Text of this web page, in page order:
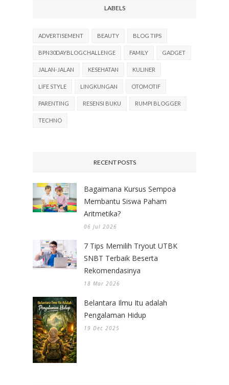
LABELS
ADVERTISEMENT BEAUTY BLOG TIPS
BPN30DAYBLOGCHALLENGE FAMILY GADGET
JALAN-JALAN KESEHATAN KULINER
LIFE STYLE LINGKUNGAN OTOMOTIF
PARENTING RESENSI BUKU RUMPI BLOGGER
TECHNO
RECENT POSTS
Bagaimana Kursus Sempoa
Membantu Siswa Paham
Aritmetika?
06 Jul 2026
7 Tips Memilih Tryout UTBK
SNBT Terbaik Beserta
Rekomendasinya
18 Mar 2026
Belantara Ilmu Itu adalah
Pengalaman Hidup
19 Dec 2025